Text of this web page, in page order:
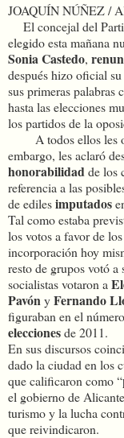
JOAQUÍN NÚÑEZ /
El concejal del
elegido esta mañana
Sonia Castedo,
después hizo oficial
sus primeras palabras
hasta las elecciones
los partidos de la
A todos ellos les
embargo, les aclaró
honorabilidadde los
referencia a las
de edilesimputados
Tal como estaba
los votos a favor de
incorporación hoy
resto de grupos votó
socialistas votaron a
PavónyFernando
figuraban en el
eleccionesde 2011.
En sus discursos
dado la ciudad en los
que calificaron como “
el gobierno de
turismo y la lucha
que reivindicaron.